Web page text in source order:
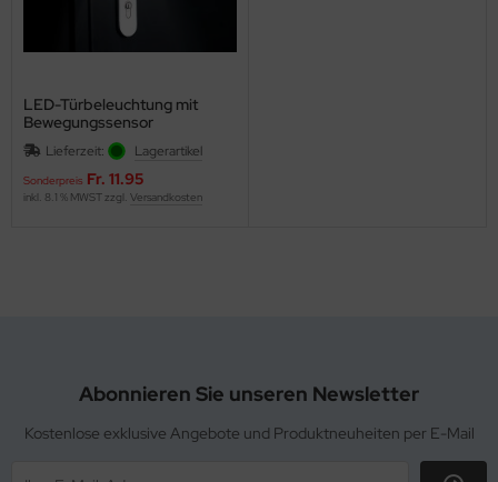
LED-Türbeleuchtung mit
Bewegungssensor
Lieferzeit: Lagerartikel
Sonderpreis Fr. 11.95
inkl. 8.1 % MWST zzgl. Versandkosten
Abonnieren Sie unseren Newsletter
Kostenlose exklusive Angebote und Produktneuheiten per E-Mail